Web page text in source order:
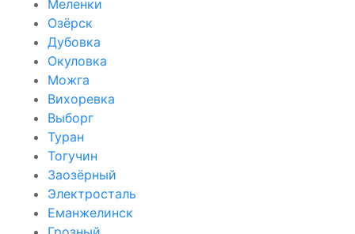
Меленки
Озёрск
Дубовка
Окуловка
Можга
Вихоревка
Выборг
Туран
Тогучин
Заозёрный
Электросталь
Еманжелинск